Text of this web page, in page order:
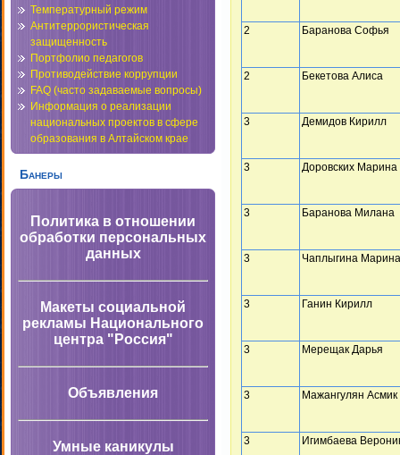
Температурный режим
Антитеррористическая
защищенность
Портфолио педагогов
Противодействие коррупции
FAQ (часто задаваемые вопросы)
Информация о реализации
национальных проектов в сфере
образования в Алтайском крае
Банеры
Политика в отношении
обработки персональных
данных
Макеты социальной
рекламы Национального
центра "Россия"
Объявления
Умные каникулы
2 Баранова Софья
2 Бекетова Алиса
3 Демидов Кирилл
3 Доровских Марина
3 Баранова Милана
3 Чаплыгина Марина
3 Ганин Кирилл
3 Мерещак Дарья
3 Мажангулян Асмик
3 Игимбаева